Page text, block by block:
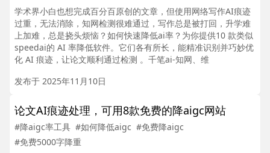
学术界小白也想完成百分百原创的文章，但使用网络写作AI痕迹
过重，无法消除，知网检测很难通过，写作总是被打回，升学难
上加难，总是挠头烦恼？如何快速降低ai率？为你提供10 款类似
speedai的 AI 率降低软件。它们各有所长，能精准识别并巧妙优
化 AI 痕迹，让论文顺利通过检测 。千笔ai-知网、维
发布于 2025年11月10日
论文AI痕迹处理，可用8款免费的降aigc网站
#降aigc率工具 #如何降低aigc #免费降aigc
#免费5000字降重